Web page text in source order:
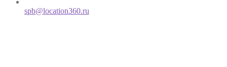
spb@location360.ru